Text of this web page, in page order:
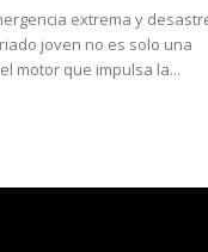
extrema y
joven no es solo una
motor que impulsa la...